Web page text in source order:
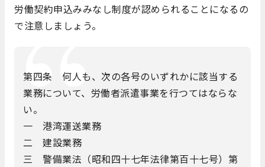
労働契約申込みみなし制度が認められることになるの
で注意しましょう。
第四条 何人も、次の各号のいずれかに該当する
業務について、労働者派遣事業を行つてはならな
い。
一 港湾運送業務
二 建設業務
三 警備業法（昭和四十七年法律第百十七号）第